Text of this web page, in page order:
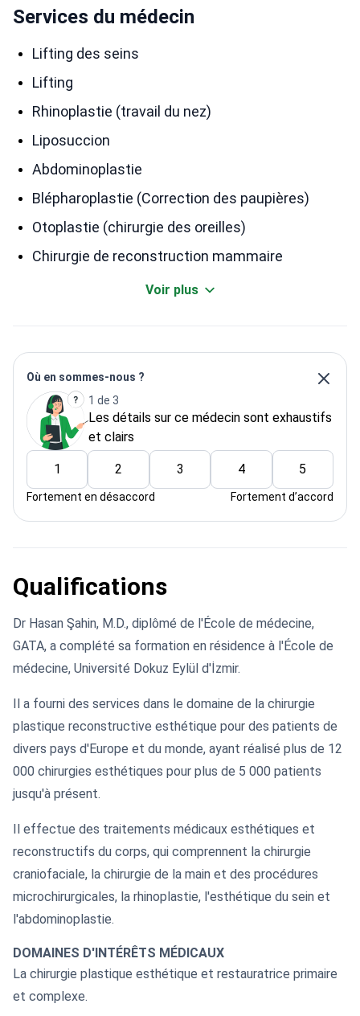
Services du médecin
Lifting des seins
Lifting
Rhinoplastie (travail du nez)
Liposuccion
Abdominoplastie
Blépharoplastie (Correction des paupières)
Otoplastie (chirurgie des oreilles)
Chirurgie de reconstruction mammaire
Voir plus
Où en sommes-nous ?
1 de 3
Les détails sur ce médecin sont exhaustifs
et clairs
1 2 3 4 5
Fortement en désaccord Fortement d’accord
Qualifications
Dr Hasan Şahin, M.D., diplômé de l'École de médecine,
GATA, a complété sa formation en résidence à l'École de
médecine, Université Dokuz Eylül d'İzmir.
Il a fourni des services dans le domaine de la chirurgie
plastique reconstructive esthétique pour des patients de
divers pays d'Europe et du monde, ayant réalisé plus de 12
000 chirurgies esthétiques pour plus de 5 000 patients
jusqu'à présent.
Il effectue des traitements médicaux esthétiques et
reconstructifs du corps, qui comprennent la chirurgie
craniofaciale, la chirurgie de la main et des procédures
microchirurgicales, la rhinoplastie, l'esthétique du sein et
l'abdominoplastie.
DOMAINES D'INTÉRÊTS MÉDICAUX
La chirurgie plastique esthétique et restauratrice primaire
et complexe.